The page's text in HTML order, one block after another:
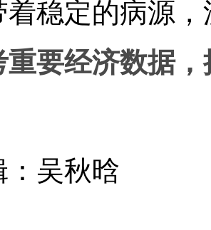
着稳定的病源
重要经济数据
：吴秋晗